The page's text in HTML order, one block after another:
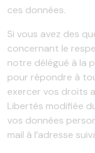
ces données.
Si vous avez des
concernant le
notre délégué à la
pour répondre à
exercer vos droits
Libertés modifiée
vos données
mail à l’adresse